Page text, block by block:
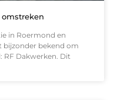
in Roermond en
bijzonder bekend om
RF Dakwerken. Dit